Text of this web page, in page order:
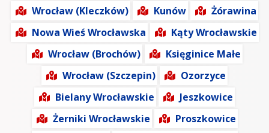
Wrocław (Kleczków)
Kunów
Żórawina
Nowa Wieś Wrocławska
Kąty Wrocławskie
Wrocław (Brochów)
Księginice Małe
Wrocław (Szczepin)
Ozorzyce
Bielany Wrocławskie
Jeszkowice
Żerniki Wrocławskie
Proszkowice